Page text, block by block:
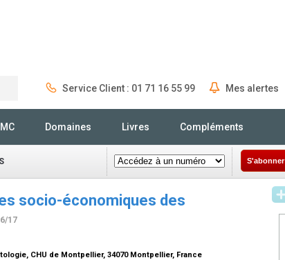
Service Client : 01 71 16 55 99 Mes alertes
Domaines Livres Compléments
S'abonner
socio-économiques des
17
CHU de Montpellier, 34070 Montpellier, France